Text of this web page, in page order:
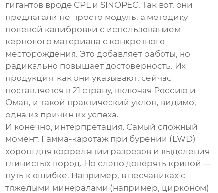
гигантов вроде CPL и SINOPEC. Так вот, они
предлагали не просто модуль, а методику
полевой калибровки с использованием
кернового материала с конкретного
месторождения. Это добавляет работы, но
радикально повышает достоверность. Их
продукция, как они указывают, сейчас
поставляется в 21 страну, включая Россию и
Оман, и такой практический уклон, видимо,
одна из причин их успеха.
И конечно, интерпретация. Самый сложный
момент. Гамма-каротаж при бурении (LWD)
хорош для корреляции разрезов и выделения
глинистых пород. Но слепо доверять кривой —
путь к ошибке. Например, в песчаниках с
тяжелыми минералами (например, цирконом)